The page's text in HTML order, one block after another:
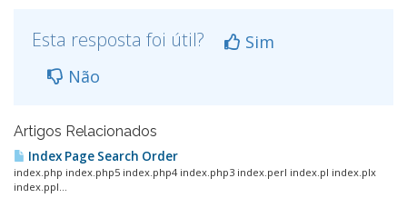
Esta resposta foi útil?
Sim
Não
Artigos Relacionados
Index Page Search Order
index.php index.php5 index.php4 index.php3 index.perl index.pl index.plx
index.ppl...